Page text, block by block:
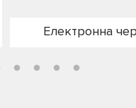
Електронна